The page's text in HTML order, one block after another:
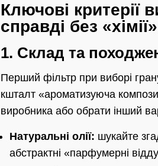
Ключові критерії
справді без «хімії»
1. Склад та
Перший фільтр при виборі
кшталт «ароматизуюча
виробника або обрати інший
Натуральні олії: шукайте
абстрактні «парфумерні